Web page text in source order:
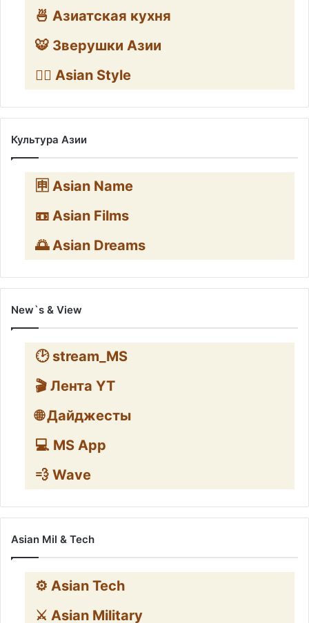
🍜 Азиатская кухня
🐯 Зверушки Азии
🧛‍♂️ Asian Style
Культура Азии
🈸 Asian Name
📼 Asian Films
🌅 Asian Dreams
New`s & View
🕑 stream_MS
🎬 Лента YT
🌐 Дайджесты
💻 MS App
💨 Wave
Asian Mil & Tech
⚙️ Asian Tech
⚔️ Asian Military